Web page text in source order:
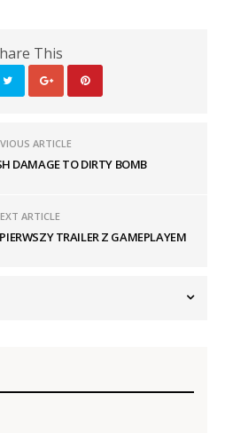
This
ARTICLE
DAMAGE TO DIRTY BOMB
ARTICLE
TRAILER Z GAMEPLAYEM